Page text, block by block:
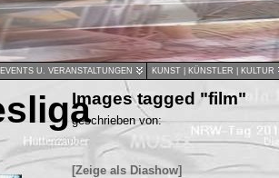
EVENTS U. VERANSTALTUNGEN KUNST | KÜNSTLER | KULTUR
Images tagged "film"
geschrieben von:
[Zeige als Diashow]